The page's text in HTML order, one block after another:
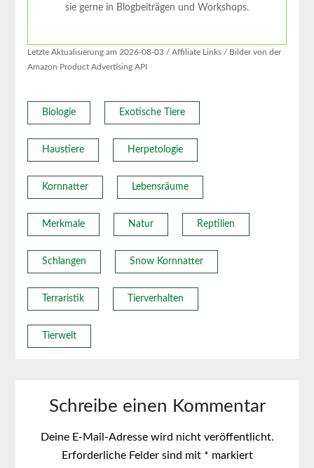
sie gerne in Blogbeiträgen und Workshops.
Letzte Aktualisierung am 2026-08-03 / Affiliate Links / Bilder von der
Amazon Product Advertising API
Biologie Exotische Tiere
Haustiere Herpetologie
Kornnatter Lebensräume
Merkmale Natur Reptilien
Schlangen Snow Kornnatter
Terraristik Tierverhalten
Tierwelt
Schreibe einen Kommentar
Deine E-Mail-Adresse wird nicht veröffentlicht.
Erforderliche Felder sind mit * markiert